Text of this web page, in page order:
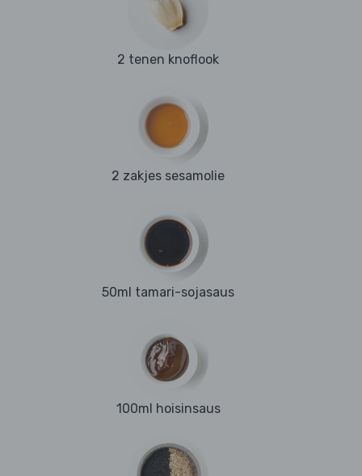
2 tenen knoflook
2 zakjes sesamolie
50ml tamari-sojasaus
100ml hoisinsaus